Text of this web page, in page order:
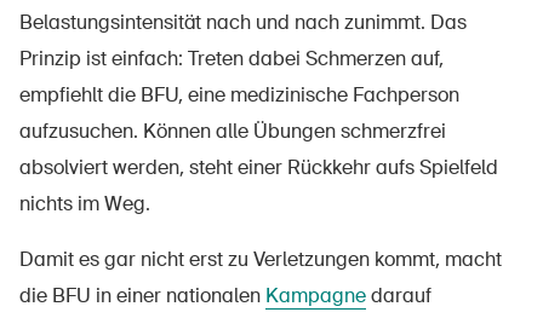
Belastungsintensität nach und nach zunimmt. Das
Prinzip ist einfach: Treten dabei Schmerzen auf,
empfiehlt die BFU, eine medizinische Fachperson
aufzusuchen. Können alle Übungen schmerzfrei
absolviert werden, steht einer Rückkehr aufs Spielfeld
nichts im Weg.
Damit es gar nicht erst zu Verletzungen kommt, macht
die BFU in einer nationalen Kampagnedarauf